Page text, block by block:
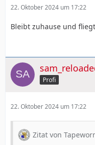
22. Oktober 2024 um 17:22
Bleibt zuhause und
Profi
22. Oktober 2024 um 17:22
Zitat von